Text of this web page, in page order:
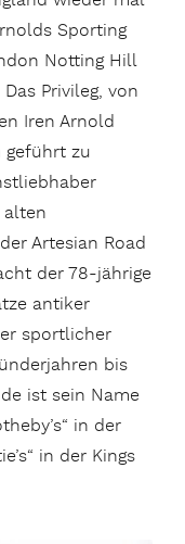
Sporting
Notting Hill
Privileg, von
Iren Arnold
geführt zu
Artesian Road
der 78-jährige
antiker
sportlicher
bis
ist sein Name
in der
in der Kings